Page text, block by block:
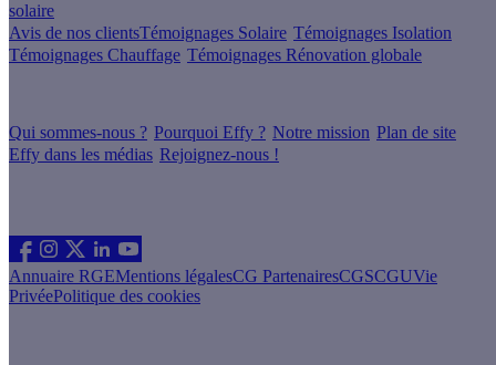
solaire
Avis de nos clientsTémoignages Solaire Témoignages Isolation
Témoignages Chauffage Témoignages Rénovation globale
Qui sommes-nous ? Pourquoi Effy ? Notre mission Plan de site
Effy dans les médias Rejoignez-nous !
Annuaire RGEMentions légalesCG PartenairesCGSCGUVie
PrivéePolitique des cookies